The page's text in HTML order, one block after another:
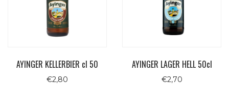
AYINGER KELLERBIER cl 50
€2,80
AYINGER LAGER HELL 50cl
€2,70